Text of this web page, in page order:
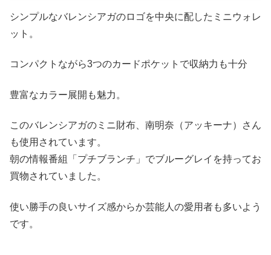
シンプルなバレンシアガのロゴを中央に配したミニウォレ
ット。
コンパクトながら3つのカードポケットで収納力も十分
豊富なカラー展開も魅力。
このバレンシアガのミニ財布、南明奈（アッキーナ）さん
も使用されています。
朝の情報番組「プチブランチ」でブルーグレイを持ってお
買物されていました。
使い勝手の良いサイズ感からか芸能人の愛用者も多いよう
です。